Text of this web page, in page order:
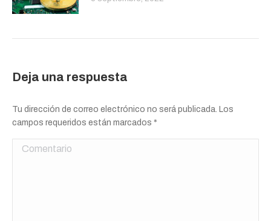
Deja una respuesta
Tu dirección de correo electrónico no será publicada. Los
campos requeridos están marcados *
Comentario